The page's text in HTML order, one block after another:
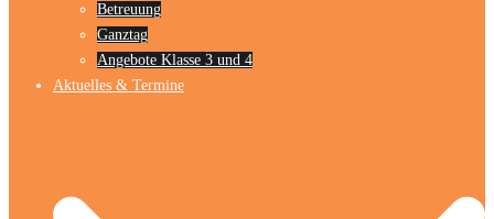
Betreuung
Ganztag
Angebote Klasse 3 und 4
Aktuelles & Termine